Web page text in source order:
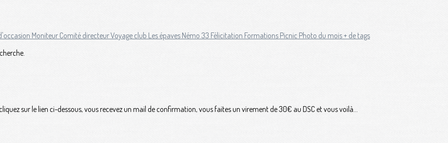
Moniteur Comité directeurVoyage club Les épaves Némo 33 Félicitation Formations Picnic Photo du mois+ de tags
sur le lien ci-dessous, vous recevez un mail de confirmation, vous faites un virement de 30€ au DSC et vous voilà...